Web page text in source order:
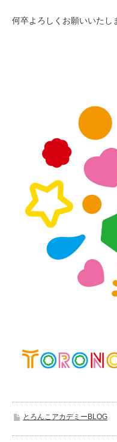
何卒よろしくお願いいたし
とろんこアカデミーBLOG